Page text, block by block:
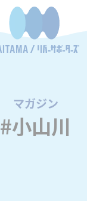
マガジン
/
#小山川